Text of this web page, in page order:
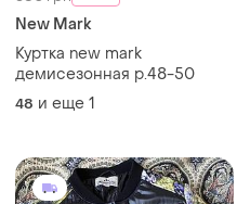
New Mark
Куртка new mark
демисезонная р.48-50
48 и еще 1